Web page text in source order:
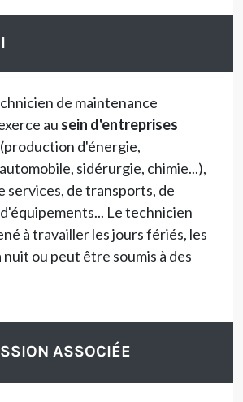
de maintenance
au sein d'entreprises
(production d'énergie,
sidérurgie, chimie...),
services, de transports, de
Le technicien
à travailler les jours fériés, les
ou peut être soumis à des
ASSOCIÉE